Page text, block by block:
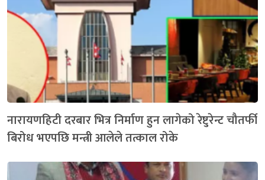
नारायणहिटी दरबार भित्र निर्माण हुन लागेको रेष्टुरेन्ट चौतर्फी
बिरोध भएपछि मन्त्री आलेले तत्काल रोके